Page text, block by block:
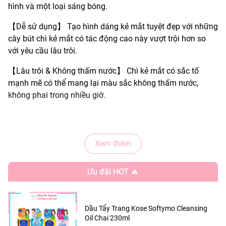
hình và một loại sáng bóng.
【Dễ sử dụng】 Tạo hình dáng kẻ mắt tuyệt đẹp với những
cây bút chì kẻ mắt có tác động cao này vượt trội hơn so
với yêu cầu lâu trôi.
【Lâu trôi & Không thấm nước】 Chì kẻ mắt có sắc tố
mạnh mẽ có thể mang lại màu sắc không thấm nước,
không phai trong nhiều giờ.
📍 THƯƠNG HIỆU: Focallure
📍 XUẤT XỨ: Trung Quốc
F01 Đen đậm
F02 Nâu sô cô la
Xem thêm
Ưu đãi HOT 🔥
Dầu Tẩy Trang Kose Softymo Cleansing
Oil Chai 230ml